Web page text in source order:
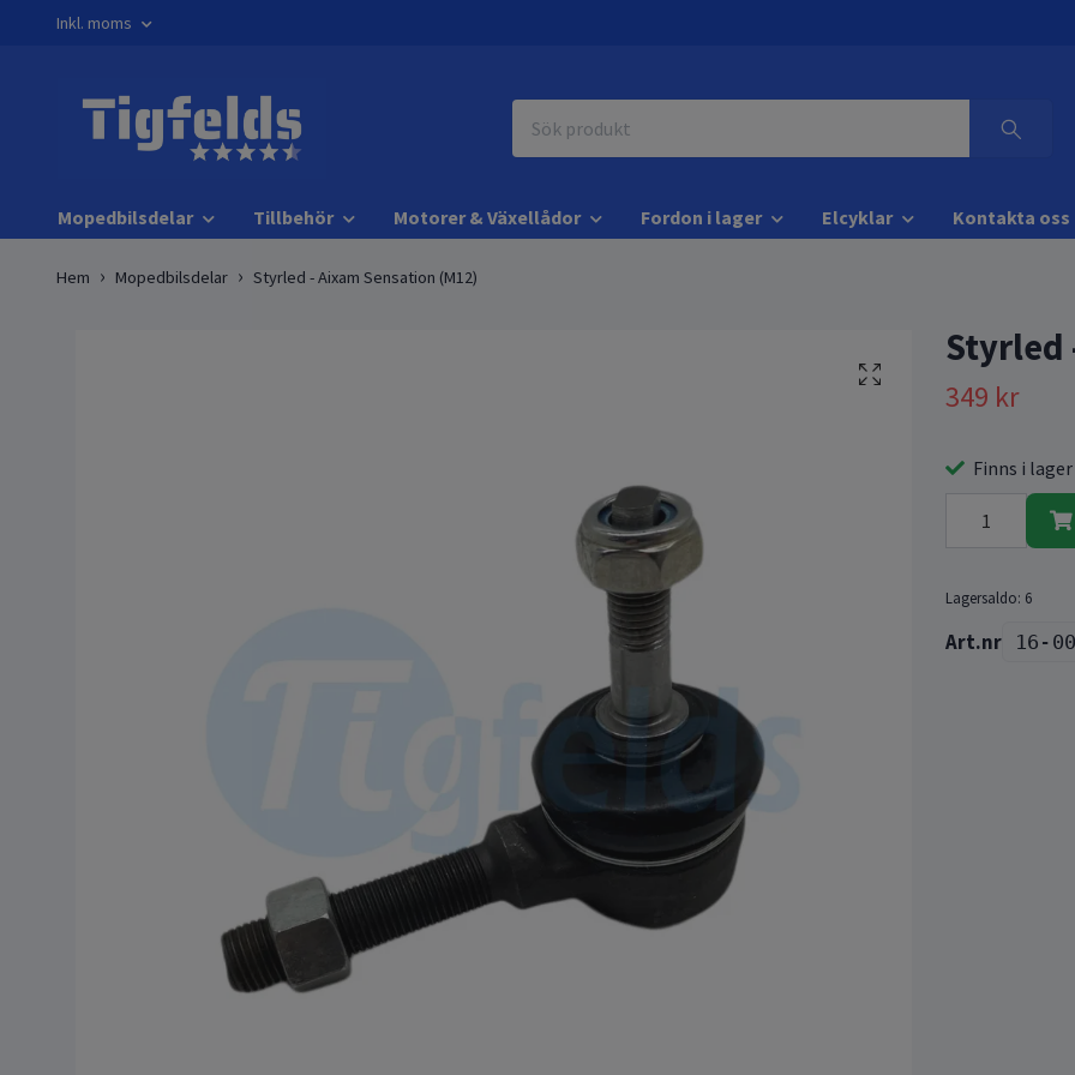
Inkl. moms
Mopedbilsdelar Tillbehör Motorer & Växellådor Fordon i lager Elcyklar Kontakta oss
Hem Mopedbilsdelar Styrled - Aixam Sensation (M12)
Styrled
349 kr
Finns i
Lagersaldo: 6
16-